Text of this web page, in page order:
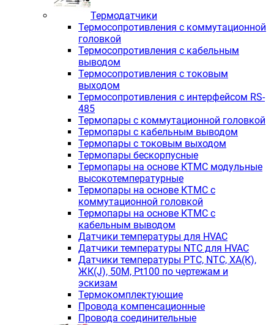
Термодатчики
Термосопротивления с коммутационной
головкой
Термосопротивления с кабельным
выводом
Термосопротивления с токовым
выходом
Термосопротивления с интерфейсом RS-
485
Термопары с коммутационной головкой
Термопары с кабельным выводом
Термопары с токовым выходом
Термопары бескорпусные
Термопары на основе КТМС модульные
высокотемпературные
Термопары на основе КТМС с
коммутационной головкой
Термопары на основе КТМС с
кабельным выводом
Датчики температуры для HVAC
Датчики температуры NTC для HVAC
Датчики температуры PTС, NTC, ХА(К),
ЖК(J), 50М, Pt100 по чертежам и
эскизам
Термокомплектующие
Провода компенсационные
Провода соединительные